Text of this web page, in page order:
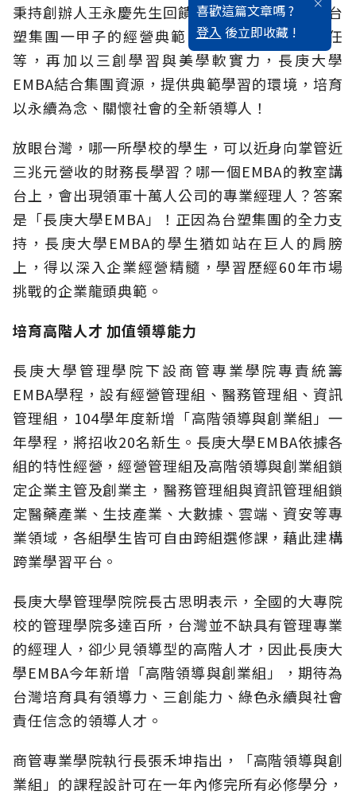
喜歡這篇文章嗎 ?
登入 後立即收藏 !
秉持創辦人王永慶先生回饋社會的精神，奠基於台
塑集團一甲子的經營典範、綠色永續與社會責任
等，再加以三創學習與美學軟實力，長庚大學
EMBA結合集團資源，提供典範學習的環境，培育
以永續為念、關懷社會的全新領導人！
放眼台灣，哪一所學校的學生，可以近身向掌管近
三兆元營收的財務長學習？哪一個EMBA的教室講
台上，會出現領軍十萬人公司的專業經理人？答案
是「長庚大學EMBA」！正因為台塑集團的全力支
持，長庚大學EMBA的學生猶如站在巨人的肩膀
上，得以深入企業經營精髓，學習歷經60年市場
挑戰的企業龍頭典範。
培育高階人才 加值領導能力
長庚大學管理學院下設商管專業學院專責統籌
EMBA學程，設有經營管理組、醫務管理組、資訊
管理組，104學年度新增「高階領導與創業組」一
年學程，將招收20名新生。長庚大學EMBA依據各
組的特性經營，經營管理組及高階領導與創業組鎖
定企業主管及創業主，醫務管理組與資訊管理組鎖
定醫藥產業、生技產業、大數據、雲端、資安等專
業領域，各組學生皆可自由跨組選修課，藉此建構
跨業學習平台。
長庚大學管理學院院長古思明表示，全國的大專院
校的管理學院多達百所，台灣並不缺具有管理專業
的經理人，卻少見領導型的高階人才，因此長庚大
學EMBA今年新增「高階領導與創業組」，期待為
台灣培育具有領導力、三創能力、綠色永續與社會
責任信念的領導人才。
商管專業學院執行長張禾坤指出，「高階領導與創
業組」的課程設計可在一年內修完所有必修學分，